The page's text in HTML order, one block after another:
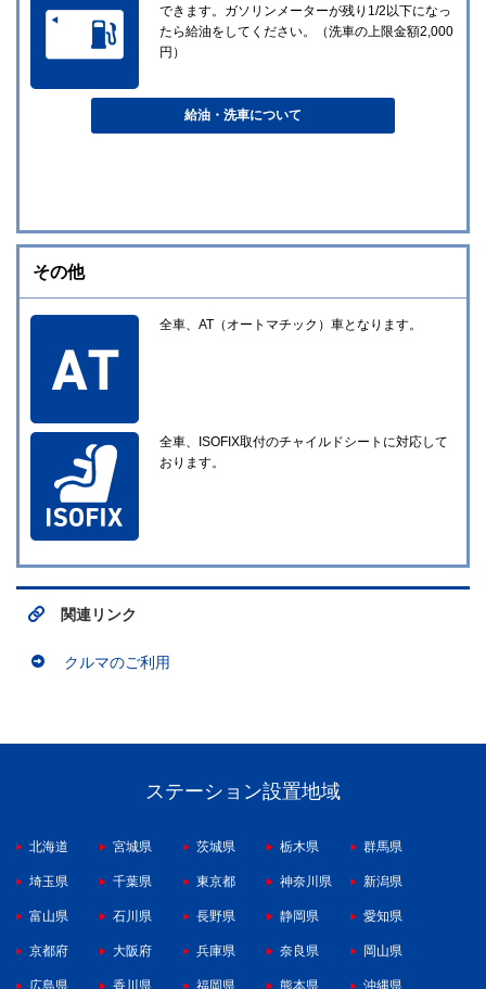
できます。ガソリンメーターが残り1/2以下になっ
たら給油をしてください。（洗車の上限金額2,000
円）
給油・洗車について
その他
全車、AT（オートマチック）車となります。
全車、ISOFIX取付のチャイルドシートに対応して
おります。
関連リンク
クルマのご利用
ステーション設置地域
北海道 宮城県 茨城県 栃木県 群馬県
埼玉県 千葉県 東京都 神奈川県 新潟県
富山県 石川県 長野県 静岡県 愛知県
京都府 大阪府 兵庫県 奈良県 岡山県
広島県 香川県 福岡県 熊本県 沖縄県